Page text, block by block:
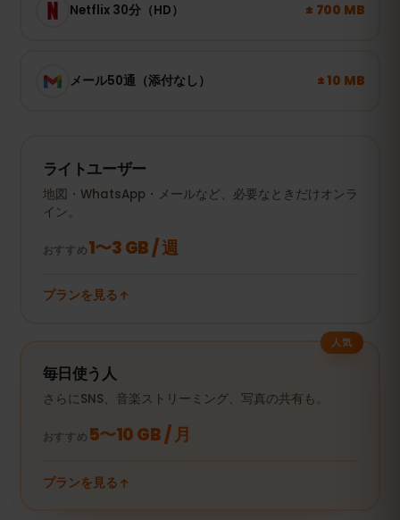
Netflix 30分（HD） ± 700 MB
メール50通（添付なし） ± 10 MB
ライトユーザー
地図・WhatsApp・メールなど、必要なときだけオンラ
イン。
おすすめ1〜3 GB / 週
プランを見る
人気
毎日使う人
さらにSNS、音楽ストリーミング、写真の共有も。
おすすめ 5〜10 GB / 月
プランを見る